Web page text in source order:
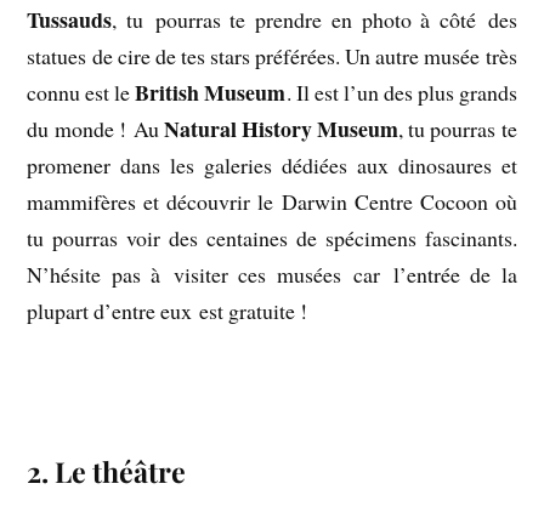
Tussauds, tu pourras te prendre en photo à côté des
statues de cire de tes stars préférées. Un autre musée très
connu est leBritish Museum. Il est l’un des plus grands
du monde ! Au Natural History Museum, tu pourras te
promener dans les galeries dédiées aux dinosaures et
mammifères et découvrir le Darwin Centre Cocoon où
tu pourras voir des centaines de spécimens fascinants.
N’hésite pas à visiter ces musées car l’entrée de la
plupart d’entre eux est gratuite !
2. Le théâtre